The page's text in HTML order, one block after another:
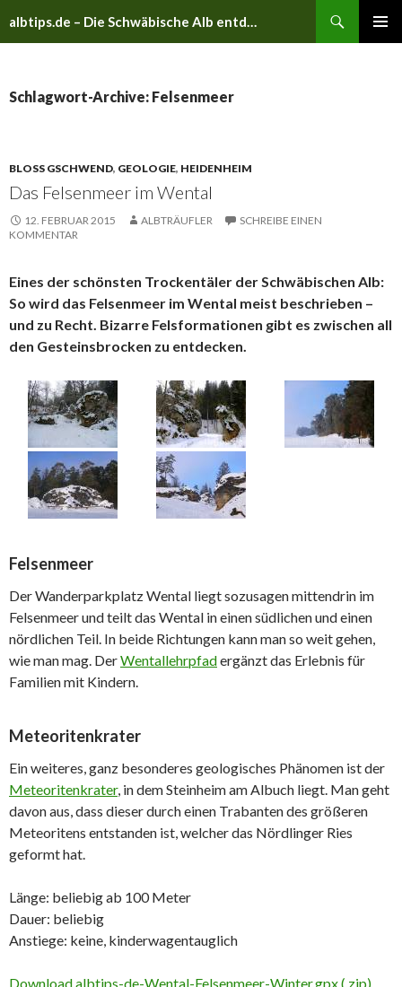
albtips.de – Die Schwäbische Alb entdecken
Schlagwort-Archive: Felsenmeer
BLOSS GSCHWEND , GEOLOGIE, HEIDENHEIM
Das Felsenmeer im Wental
12. FEBRUAR 2015 ALBTRÄUFLER
SCHREIBE EINEN
KOMMENTAR
Eines der schönsten Trockentäler der Schwäbischen Alb:
So wird das Felsenmeer im Wental meist beschrieben –
und zu Recht. Bizarre Felsformationen gibt es zwischen all
den Gesteinsbrocken zu entdecken.
Felsenmeer
Der Wanderparkplatz Wental liegt sozusagen mittendrin im
Felsenmeer und teilt das Wental in einen südlichen und einen
nördlichen Teil. In beide Richtungen kann man so weit gehen,
wie man mag. DerWentallehrpfadergänzt das Erlebnis für
Familien mit Kindern.
Meteoritenkrater
Ein weiteres, ganz besonderes geologisches Phänomen ist der
Meteoritenkrater, in dem Steinheim am Albuch liegt. Man geht
davon aus, dass dieser durch einen Trabanten des größeren
Meteoritens entstanden ist, welcher das Nördlinger Ries
geformt hat.
Länge: beliebig ab 100 Meter
Dauer: beliebig
Anstiege: keine, kinderwagentauglich
Download albtips-de-Wental-Felsenmeer-Winter.gpx (.zip)